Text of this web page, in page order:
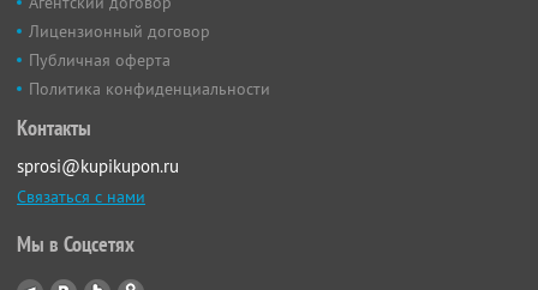
Лицензионный договор
Публичная оферта
Политика конфиденциальности
Контакты
sprosi@kupikupon.ru
Связаться с нами
Мы в Соцсетях